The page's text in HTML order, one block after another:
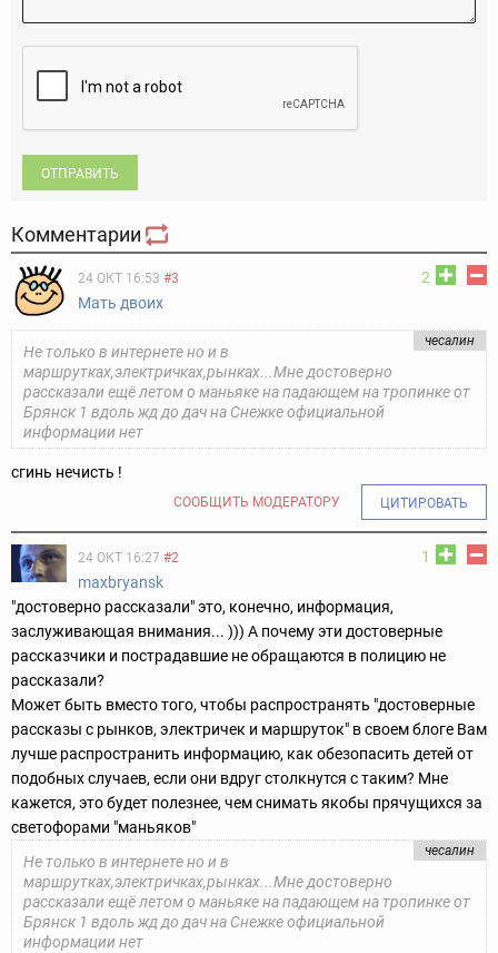
ОТПРАВИТЬ
Комментарии
2
24 ОКТ 16:53 #3
Мать двоих
чесалин
Не только в интернете но и в
маршрутках,электричках,рынках...Мне достоверно
рассказали ещё летом о маньяке на падающем на тропинке от
Брянск 1 вдоль жд до дач на Снежке официальной
информации нет
сгинь нечисть !
СООБЩИТЬ МОДЕРАТОРУ ЦИТИРОВАТЬ
1
24 ОКТ 16:27 #2
maxbryansk
"достоверно рассказали" это, конечно, информация,
заслуживающая внимания... ))) А почему эти достоверные
рассказчики и пострадавшие не обращаются в полицию не
рассказали?
Может быть вместо того, чтобы распространять "достоверные
рассказы с рынков, электричек и маршруток" в своем блоге Вам
лучше распространить информацию, как обезопасить детей от
подобных случаев, если они вдруг столкнутся с таким? Мне
кажется, это будет полезнее, чем снимать якобы прячущихся за
светофорами "маньяков"
чесалин
Не только в интернете но и в
маршрутках,электричках,рынках...Мне достоверно
рассказали ещё летом о маньяке на падающем на тропинке от
Брянск 1 вдоль жд до дач на Снежке официальной
информации нет